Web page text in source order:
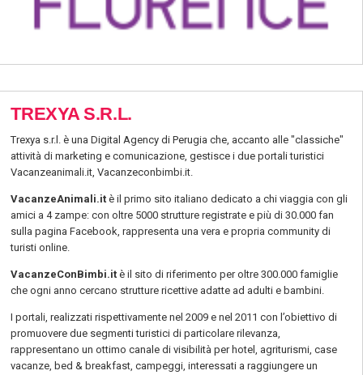
TREXYA S.R.L.
Trexya s.r.l. è una Digital Agency di Perugia che, accanto alle "classiche"
attività di marketing e comunicazione, gestisce i due portali turistici
Vacanzeanimali.it, Vacanzeconbimbi.it.
VacanzeAnimali.itè il primo sito italiano dedicato a chi viaggia con gli
amici a 4 zampe: con oltre 5000 strutture registrate e più di 30.000 fan
sulla pagina Facebook, rappresenta una vera e propria community di
turisti online.
VacanzeConBimbi.it è il sito di riferimento per oltre 300.000 famiglie
che ogni anno cercano strutture ricettive adatte ad adulti e bambini.
I portali, realizzati rispettivamente nel 2009 e nel 2011 con l’obiettivo di
promuovere due segmenti turistici di particolare rilevanza,
rappresentano un ottimo canale di visibilità per hotel, agriturismi, case
vacanze, bed & breakfast, campeggi, interessati a raggiungere un